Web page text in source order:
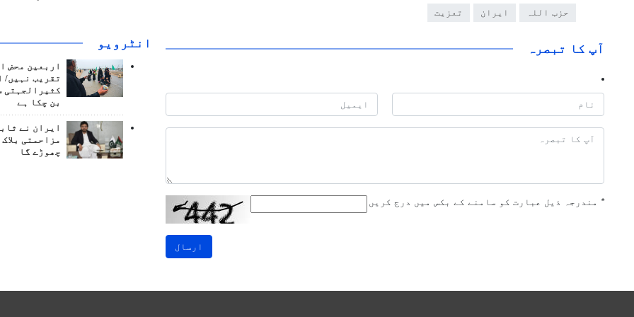
حزب اللہ ایران تعزیت
آپ کا تبصرہ
* مندرجہ ذیل عبارت کو سامنے کے بکس میں درج کریں
ارسال
انٹرويو
اربعین محض
تقریب نہیں/
کثیرالجہتی
بن چکا ہے
ایران نے
مزاحمتی
چھوڑے گا